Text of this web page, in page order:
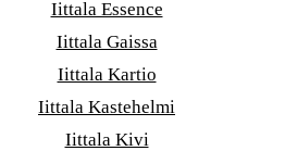
Iittala Essence
Iittala Gaissa
Iittala Kartio
Iittala Kastehelmi
Iittala Kivi